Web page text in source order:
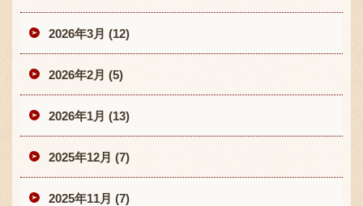
2026年3月 (12)
2026年2月 (5)
2026年1月 (13)
2025年12月 (7)
2025年11月 (7)